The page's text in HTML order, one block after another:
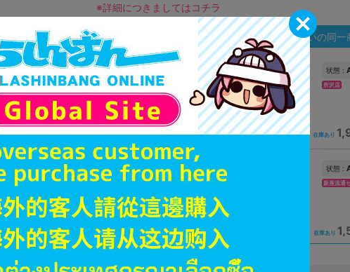
※詳細につきましてはコチラ
状態違いの同一
状態 :A
在庫あり 1,590円 税込
状態 :
所沢店
在庫あり
状態 :A
浜松店
在庫あり 2,290円 税込
状態 :
新座流通
在庫あり